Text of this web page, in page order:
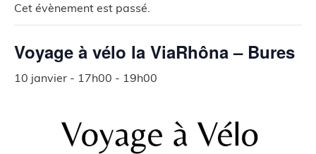
Cet évènement est passé.
Voyage à vélo la ViaRhôna – Bures
10 janvier - 17h00 - 19h00